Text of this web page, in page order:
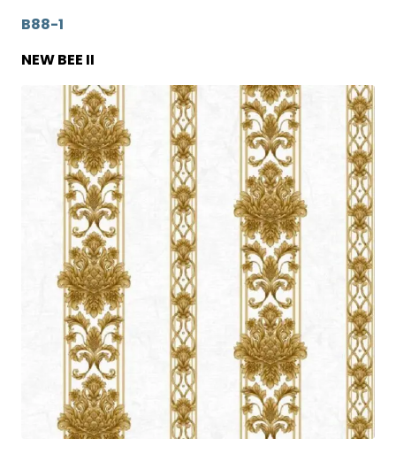
B88-1
NEW BEE II